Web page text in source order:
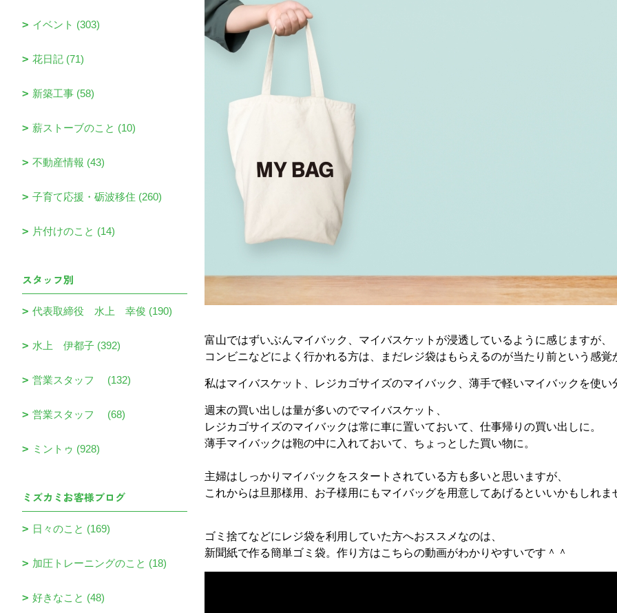
富山ではずいぶんマイバック、マイバスケットが浸透しているように感じますが、
コンビニなどによく行かれる方は、まだレジ袋はもらえるのが当たり前という感覚
私はマイバスケット、レジカゴサイズのマイバック、薄手で軽いマイバックを使い
週末の買い出しは量が多いのでマイバスケット、
レジカゴサイズのマイバックは常に車に置いておいて、仕事帰りの買い出しに。
薄手マイバックは鞄の中に入れておいて、ちょっとした買い物に。
主婦はしっかりマイバックをスタートされている方も多いと思いますが、
これからは旦那様用、お子様用にもマイバッグを用意してあげるといいかもしれま
ゴミ捨てなどにレジ袋を利用していた方へおススメなのは、
新聞紙で作る簡単ゴミ袋。作り方はこちらの動画がわかりやすいです＾＾
イベント (303)
花日記 (71)
新築工事 (58)
薪ストーブのこと (10)
不動産情報 (43)
子育て応援・砺波移住 (260)
片付けのこと (14)
スタッフ別
代表取締役 水上 幸俊 (190)
水上 伊都子 (392)
営業スタッフ (132)
営業スタッフ (68)
ミントゥ (928)
ミズカミお客様ブログ
日々のこと (169)
加圧トレーニングのこと (18)
好きなこと (48)